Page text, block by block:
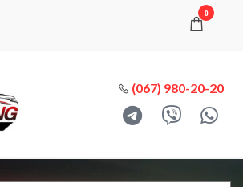
0
(067) 980-20-20